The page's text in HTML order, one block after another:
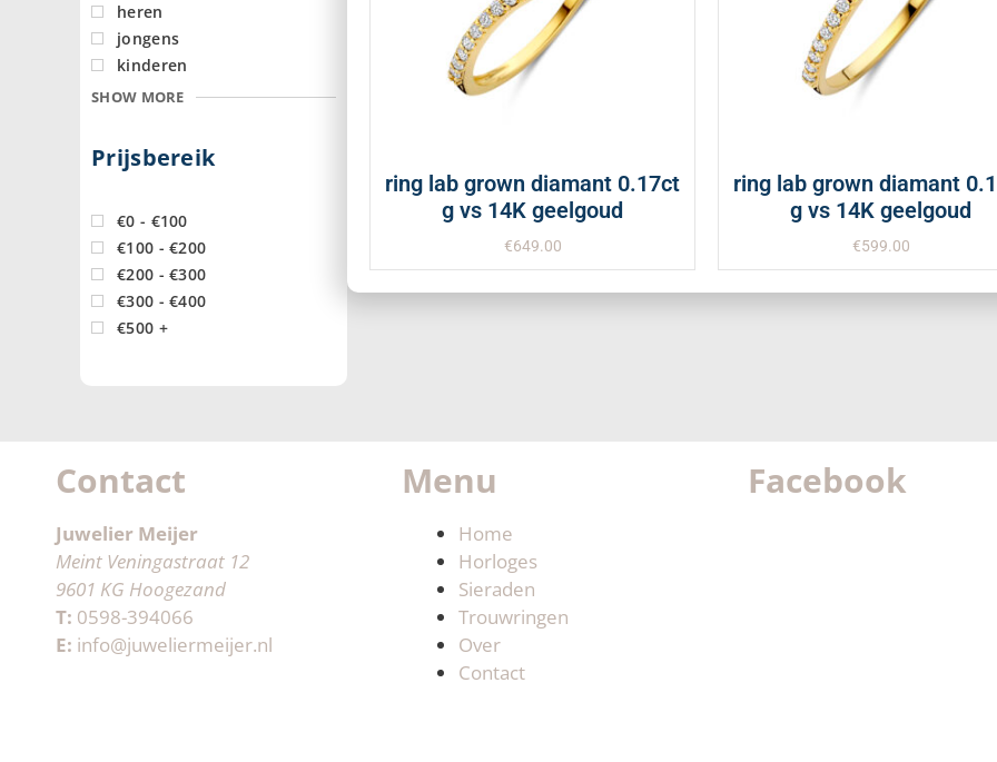
heren
jongens
kinderen
SHOW MORE
Prijsbereik
€0 - €100
€100 - €200
€200 - €300
€300 - €400
€500 +
ring lab grown diamant 0.17ct
g vs 14K geelgoud
€649.00
ring lab grown diamant
g vs 14K geelgoud
€599.00
Contact
Juwelier Meijer
Meint Veningastraat 12
9601 KG Hoogezand
T: 0598-394066
E: info@juweliermeijer.nl
Menu
Home
Horloges
Sieraden
Trouwringen
Over
Contact
Facebook